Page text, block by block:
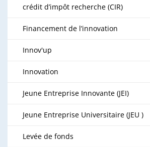
crédit d’impôt recherche (CIR)
Financement de l’innovation
Innov'up
Innovation
Jeune Entreprise Innovante (JEI)
Jeune Entreprise Universitaire (JEU )
Levée de fonds